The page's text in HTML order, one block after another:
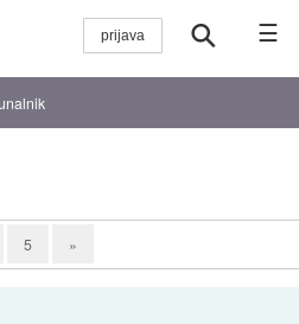
☰
5 »